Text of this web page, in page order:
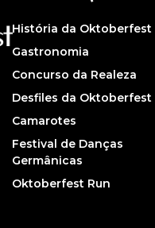
História da Oktoberfest
Gastronomia
Concurso da Realeza
Desfiles da Oktoberfest
Camarotes
Festival de Danças
Germânicas
Oktoberfest Run